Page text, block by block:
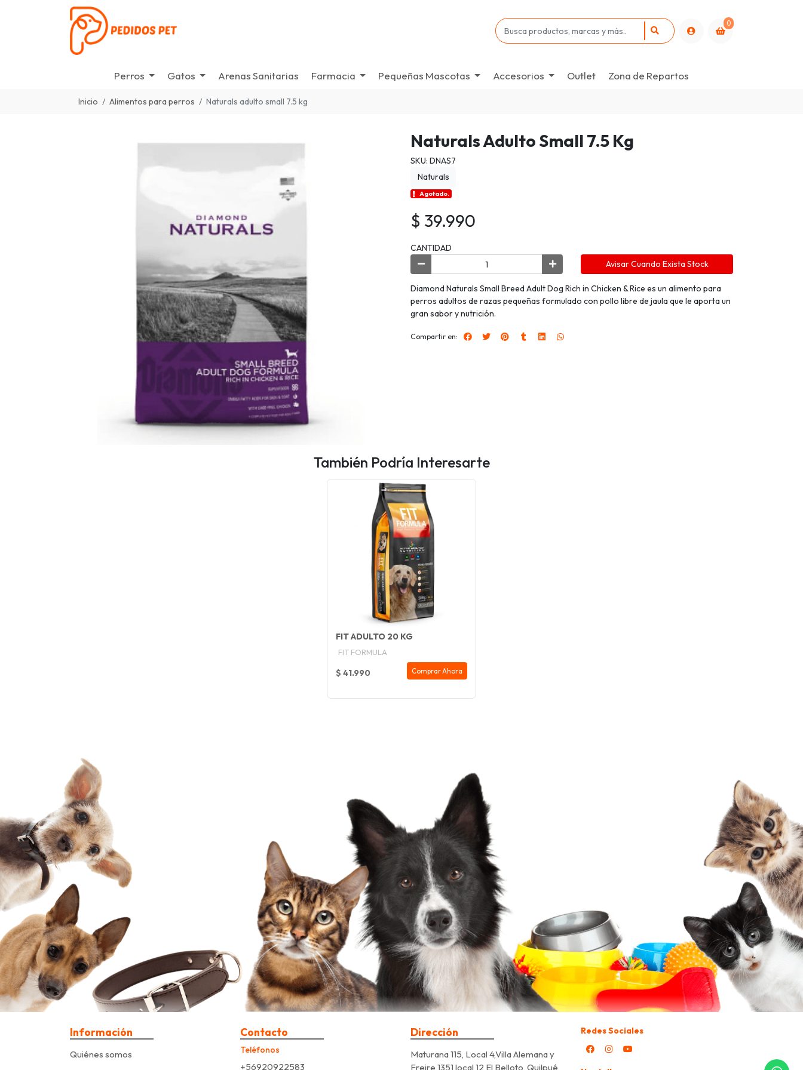
0
Perros Gatos Arenas Sanitarias Farmacia Pequeñas Mascotas Accesorios Outlet Zona de Repartos
Inicio Alimentos para perros Naturals adulto small 7.5 kg
Naturals Adulto Small 7.5 Kg
SKU: DNAS7
Naturals
Agotado.
$ 39.990
CANTIDAD
Avisar Cuando Exista Stock
Diamond Naturals Small Breed Adult Dog Rich in Chicken & Rice es un alimento para
perros adultos de razas pequeñas formulado con pollo libre de jaula que le aporta un
gran sabor y nutrición.
Compartir en:
También Podría Interesarte
FIT ADULTO 20 KG
FIT FORMULA
$ 41.990 Comprar Ahora
Información
Quiénes somos
Contacto
Teléfonos
+56920922583
Dirección
Maturana 115, Local 4,Villa Alemana y
Freire 1351 local 12 El Belloto, Quilpué
Redes Sociales